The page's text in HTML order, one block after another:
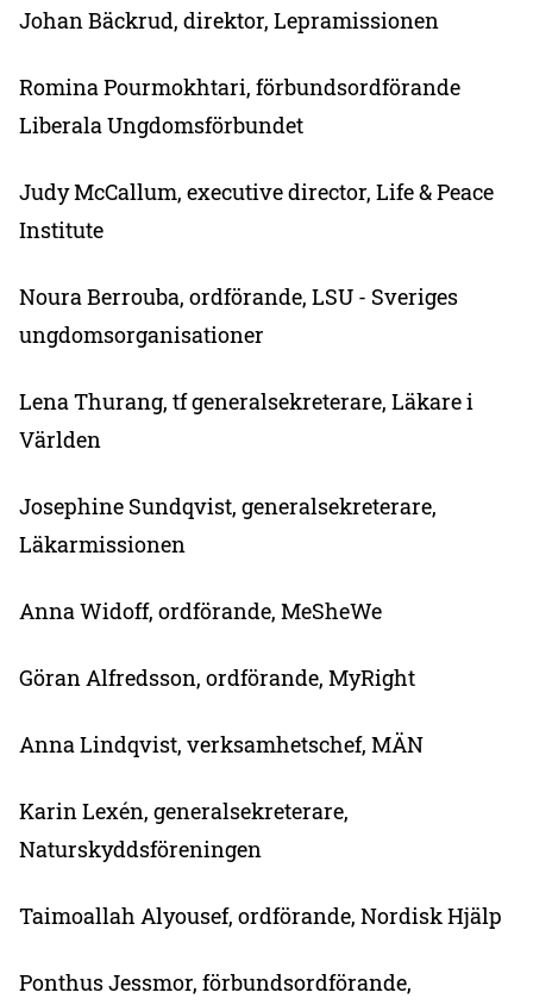
Johan Bäckrud, direktor, Lepramissionen
Romina Pourmokhtari, förbundsordförande
Liberala Ungdomsförbundet
Judy McCallum, executive director, Life & Peace
Institute
Noura Berrouba, ordförande, LSU - Sveriges
ungdomsorganisationer
Lena Thurang, tf generalsekreterare, Läkare i
Världen
Josephine Sundqvist, generalsekreterare,
Läkarmissionen
Anna Widoff, ordförande, MeSheWe
Göran Alfredsson, ordförande, MyRight
Anna Lindqvist, verksamhetschef, MÄN
Karin Lexén, generalsekreterare,
Naturskyddsföreningen
Taimoallah Alyousef, ordförande, Nordisk Hjälp
Ponthus Jessmor, förbundsordförande,